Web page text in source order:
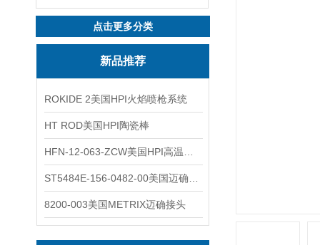
点击更多分类
新品推荐
ROKIDE 2美国HPI火焰喷枪系统
HT ROD美国HPI陶瓷棒
8200-003美国METRIX迈确接头